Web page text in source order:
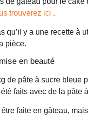
trouverez ici .
qu’il y a une recette à
pièce.
en beauté
de pâte à sucre bleue
faits avec de la pâte
être faite en gâteau,